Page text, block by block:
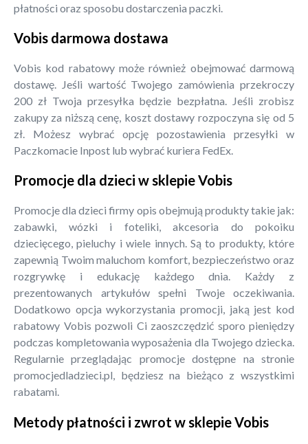
płatności oraz sposobu dostarczenia paczki.
Vobis darmowa dostawa
Vobis kod rabatowy może również obejmować darmową
dostawę. Jeśli wartość Twojego zamówienia przekroczy
200 zł Twoja przesyłka będzie bezpłatna. Jeśli zrobisz
zakupy za niższą cenę, koszt dostawy rozpoczyna się od 5
zł. Możesz wybrać opcję pozostawienia przesyłki w
Paczkomacie Inpost lub wybrać kuriera FedEx.
Promocje dla dzieci w sklepie Vobis
Promocje dla dzieci firmy opis obejmują produkty takie jak:
zabawki, wózki i foteliki, akcesoria do pokoiku
dziecięcego, pieluchy i wiele innych. Są to produkty, które
zapewnią Twoim maluchom komfort, bezpieczeństwo oraz
rozgrywkę i edukację każdego dnia. Każdy z
prezentowanych artykułów spełni Twoje oczekiwania.
Dodatkowo opcja wykorzystania promocji, jaką jest kod
rabatowy Vobis pozwoli Ci zaoszczędzić sporo pieniędzy
podczas kompletowania wyposażenia dla Twojego dziecka.
Regularnie przeglądając promocje dostępne na stronie
promocjedladzieci.pl, będziesz na bieżąco z wszystkimi
rabatami.
Metody płatności i zwrot w sklepie Vobis